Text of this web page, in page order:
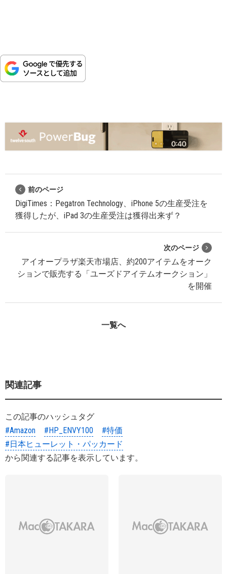
前のページ
DigiTimes：Pegatron Technology、iPhone 5の生産受注を
獲得したが、iPad 3の生産受注は獲得出来ず？
次のページ
アイオープラザ楽天市場店、約200アイテムをオーク
ションで販売する「ユーズドアイテムオークション」
を開催
一覧へ
関連記事
この記事のハッシュタグ
#Amazon
#HP_ENVY100
#特価
#日本ヒューレット・パッカード
から関連する記事を表示しています。